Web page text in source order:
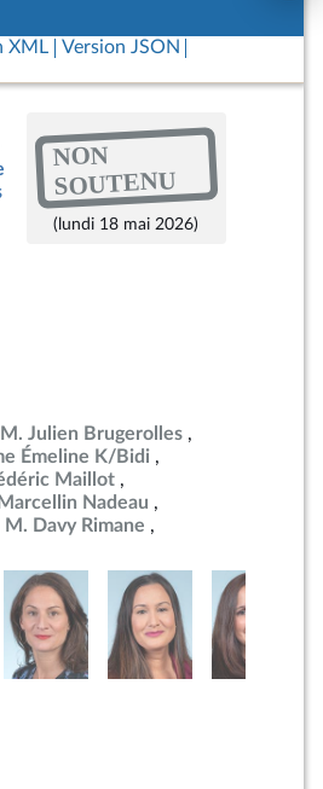
XML
Version JSON
NON
SOUTENU
(lundi 18 mai 2026)
M. Julien Brugerolles
Émeline K/Bidi
Maillot
Nadeau
M. Davy Rimane